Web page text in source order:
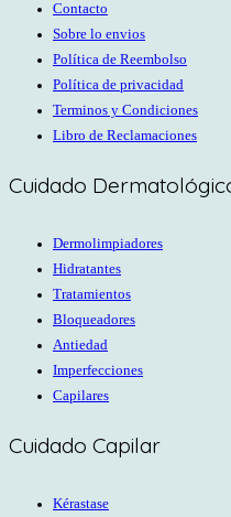
Contacto
Sobre lo envios
Política de Reembolso
Política de privacidad
Terminos y Condiciones
Libro de Reclamaciones
Cuidado
Dermolimpiadores
Hidratantes
Tratamientos
Bloqueadores
Antiedad
Imperfecciones
Capilares
Cuidado Capilar
Kérastase